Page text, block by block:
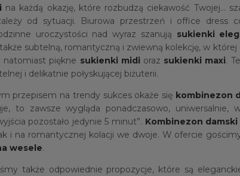
na każdą okazję, które rozbudzą ciekawość Twojej…
od sytuacji. Biurowa przestrzeń i office dress
uroczystości nad wyraz szanują sukienki
subtelną, romantyczną i zwiewną kolekcję, w której
natomiast piękne sukienki midi oraz sukienki maxi.
i delikatnie połyskującej biżuterii.
przepisem na trendy sukces okaże się kombinezon
to zawsze wygląda ponadczasowo, uniwersalnie,
pozostało jedynie 5 minut”. Kombinezon damski
i na romantycznej kolacji we dwoje. W ofercie
wesele.
także odpowiednie propozycje, które są